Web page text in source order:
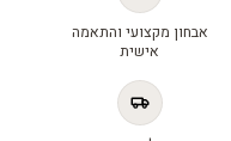
אבחון מקצועי והתאמה
אישית